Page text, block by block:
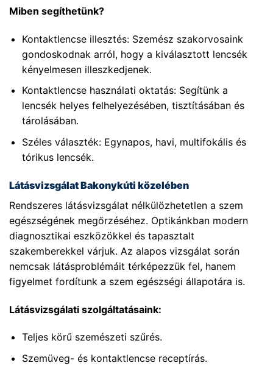
Miben segíthetünk?
Kontaktlencse illesztés: Szemész szakorvosaink
gondoskodnak arról, hogy a kiválasztott lencsék
kényelmesen illeszkedjenek.
Kontaktlencse használati oktatás: Segítünk a
lencsék helyes felhelyezésében, tisztításában és
tárolásában.
Széles választék: Egynapos, havi, multifokális és
tórikus lencsék.
Látásvizsgálat Bakonykúti közelében
Rendszeres látásvizsgálat nélkülözhetetlen a szem
egészségének megőrzéséhez. Optikánkban modern
diagnosztikai eszközökkel és tapasztalt
szakemberekkel várjuk. Az alapos vizsgálat során
nemcsak látásproblémáit térképezzük fel, hanem
figyelmet fordítunk a szem egészségi állapotára is.
Látásvizsgálati szolgáltatásaink:
Teljes körű szemészeti szűrés.
Szemüveg- és kontaktlencse receptírás.